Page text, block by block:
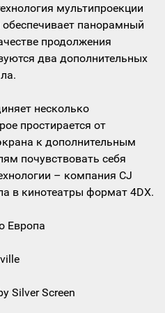
мультипроекции
панорамный
продолжения
два дополнительных
несколько
простирается от
к дополнительным
почувствовать себя
– компания CJ
в кинотеатры формат 4DX.
Европа
Silver Screen